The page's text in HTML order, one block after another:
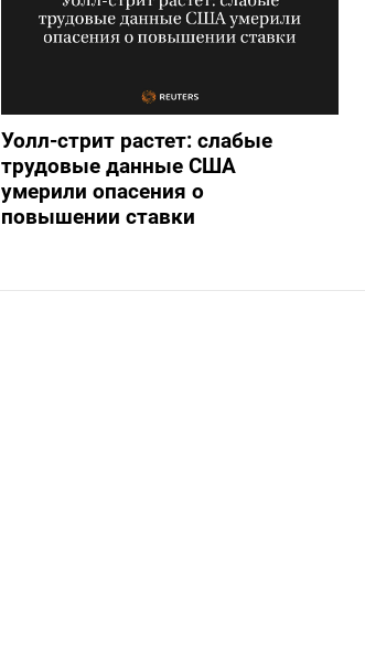
Уолл-стрит растет: слабые
трудовые данные США
умерили опасения о
повышении ставки